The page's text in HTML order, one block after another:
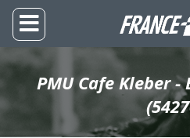
PMU Cafe Kleber -